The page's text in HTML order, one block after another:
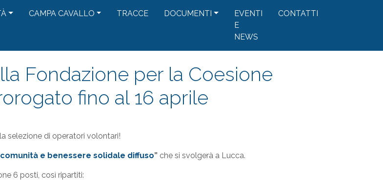
CAMPA CAVALLO TRACCE DOCUMENTI
EVENTI
E
NEWS
CONTATTI
Fondazione per la Coesione
fino al 16 aprile
selezione di operatori volontari!
e benessere solidale diffuso” che si svolgerà a Lucca.
6 posti, così ripartiti: